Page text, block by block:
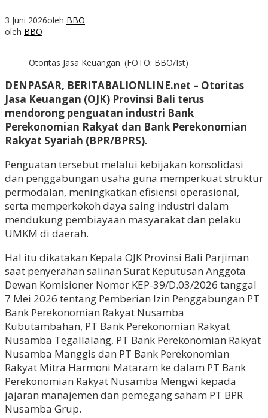
3 Juni 2026oleh BBO
oleh BBO
Otoritas Jasa Keuangan. (FOTO: BBO/Ist)
DENPASAR, BERITABALIONLINE.net – Otoritas
Jasa Keuangan (OJK) Provinsi Bali terus
mendorong penguatan industri Bank
Perekonomian Rakyat dan Bank Perekonomian
Rakyat Syariah (BPR/BPRS).
Penguatan tersebut melalui kebijakan konsolidasi
dan penggabungan usaha guna memperkuat struktur
permodalan, meningkatkan efisiensi operasional,
serta memperkokoh daya saing industri dalam
mendukung pembiayaan masyarakat dan pelaku
UMKM di daerah.
Hal itu dikatakan Kepala OJK Provinsi Bali Parjiman
saat penyerahan salinan Surat Keputusan Anggota
Dewan Komisioner Nomor KEP-39/D.03/2026 tanggal
7 Mei 2026 tentang Pemberian Izin Penggabungan PT
Bank Perekonomian Rakyat Nusamba
Kubutambahan, PT Bank Perekonomian Rakyat
Nusamba Tegallalang, PT Bank Perekonomian Rakyat
Nusamba Manggis dan PT Bank Perekonomian
Rakyat Mitra Harmoni Mataram ke dalam PT Bank
Perekonomian Rakyat Nusamba Mengwi kepada
jajaran manajemen dan pemegang saham PT BPR
Nusamba Grup.